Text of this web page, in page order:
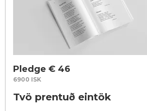
Pledge € 46
6900 ISK
Tvö prentuð eintök